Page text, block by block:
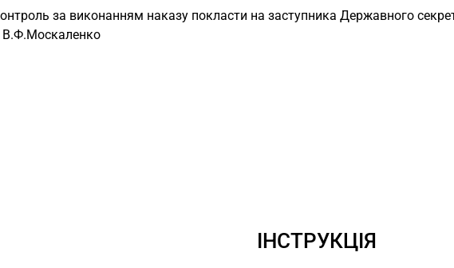
за виконанням наказу покласти на заступника Державного
В.Ф.Москаленко
ІНСТРУКЦІЯ